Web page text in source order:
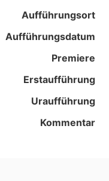
Aufführungsort
Aufführungsdatum
Premiere
Erstaufführung
Uraufführung
Kommentar